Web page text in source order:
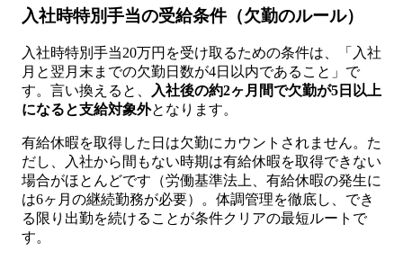
入社時特別手当の受給条件（欠勤のルール）
入社時特別手当20万円を受け取るための条件は、「入社
月と翌月末までの欠勤日数が4日以内であること」で
す。言い換えると、 入社後の約2ヶ月間で欠勤が5日以上
になると支給対象外となります。
有給休暇を取得した日は欠勤にカウントされません。た
だし、入社から間もない時期は有給休暇を取得できない
場合がほとんどです（労働基準法上、有給休暇の発生に
は6ヶ月の継続勤務が必要）。体調管理を徹底し、でき
る限り出勤を続けることが条件クリアの最短ルートで
す。